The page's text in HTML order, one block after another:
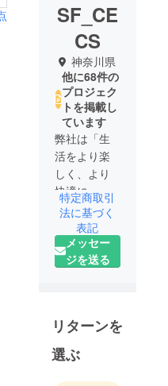
SF_CE
CS
神奈川県
他に68件の
プロジェク
トを掲載し
ています
弊社は「生
活をより楽
しく、より
快適に」を
ポリシーに
製品・サー
ビスを提供
していま
え、また時
代の変化に
対応する製
特定商取引
法に基づく
表記
メッセー
ジを送る
リターンを
選ぶ